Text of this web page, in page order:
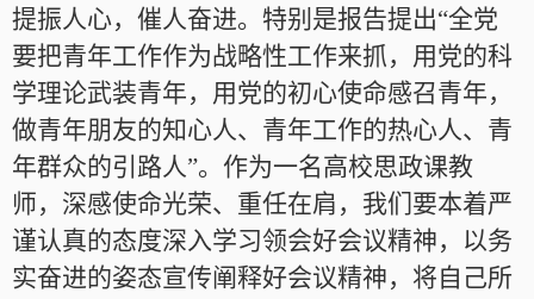
提振人心，催人奋进。特别是报告提出“全党
要把青年工作作为战略性工作来抓，用党的科
学理论武装青年，用党的初心使命感召青年，
做青年朋友的知心人、青年工作的热心人、青
年群众的引路人”。作为一名高校思政课教
师，深感使命光荣、重任在肩，我们要本着严
谨认真的态度深入学习领会好会议精神，以务
实奋进的姿态宣传阐释好会议精神，将自己所